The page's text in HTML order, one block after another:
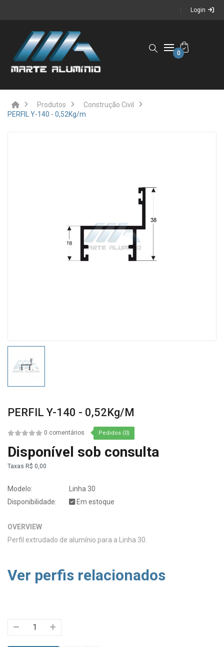
Login
0
Produtos
Construção Civil
PERFIL Y-140 - 0,52Kg/m
PERFIL Y-140 - 0,52Kg/m
0 comentários Pedidos (0)
Disponível sob consulta
Taxas R$ 0,00
Modelo:
Linha 30
Disponibilidade:
Em estoque
OVERVIEW
Perfil extrudado de alumínio para a Linha 30.
Ver perfis relacionados